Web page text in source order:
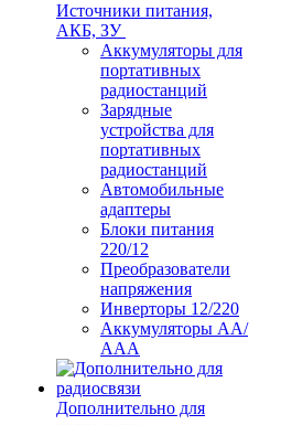
Источники питания,
АКБ, ЗУ
Аккумуляторы для
портативных
радиостанций
Зарядные
устройства для
портативных
радиостанций
Автомобильные
адаптеры
Блоки питания
220/12
Преобразователи
напряжения
Инверторы 12/220
Аккумуляторы АА/
ААА
Дополнительно для